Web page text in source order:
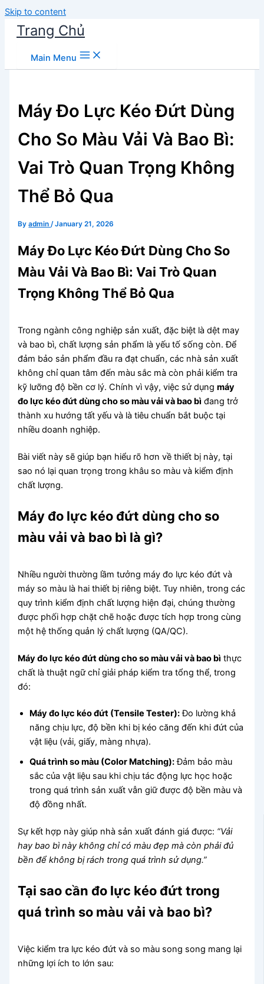
Skip to content
Trang Chủ
Main Menu
Máy Đo Lực Kéo Đứt Dùng
Cho So Màu Vải Và Bao Bì:
Vai Trò Quan Trọng Không
Thể Bỏ Qua
Byadmin/January 21, 2026
Máy Đo Lực Kéo Đứt Dùng Cho So
Màu Vải Và Bao Bì: Vai Trò Quan
Trọng Không Thể Bỏ Qua
Trong ngành công nghiệp sản xuất, đặc biệt là dệt may
và bao bì, chất lượng sản phẩm là yếu tố sống còn. Để
đảm bảo sản phẩm đầu ra đạt chuẩn, các nhà sản xuất
không chỉ quan tâm đến màu sắc mà còn phải kiểm tra
kỹ lưỡng độ bền cơ lý. Chính vì vậy, việc sử dụngmáy
đo lực kéo đứt dùng cho so màu vải và bao bì đang trở
thành xu hướng tất yếu và là tiêu chuẩn bắt buộc tại
nhiều doanh nghiệp.
Bài viết này sẽ giúp bạn hiểu rõ hơn về thiết bị này, tại
sao nó lại quan trọng trong khâu so màu và kiểm định
chất lượng.
Máy đo lực kéo đứt dùng cho so
màu vải và bao bì là gì?
Nhiều người thường lầm tưởng máy đo lực kéo đứt và
máy so màu là hai thiết bị riêng biệt. Tuy nhiên, trong các
quy trình kiểm định chất lượng hiện đại, chúng thường
được phối hợp chặt chẽ hoặc được tích hợp trong cùng
một hệ thống quản lý chất lượng (QA/QC).
Máy đo lực kéo đứt dùng cho so màu vải và bao bì thực
chất là thuật ngữ chỉ giải pháp kiểm tra tổng thể, trong
đó:
Máy đo lực kéo đứt (Tensile Tester):Đo lường khả
năng chịu lực, độ bền khi bị kéo căng đến khi đứt của
vật liệu (vải, giấy, màng nhựa).
Quá trình so màu (Color Matching):Đảm bảo màu
sắc của vật liệu sau khi chịu tác động lực học hoặc
trong quá trình sản xuất vẫn giữ được độ bền màu và
độ đồng nhất.
Sự kết hợp này giúp nhà sản xuất đánh giá được: “Vải
hay bao bì này không chỉ có màu đẹp mà còn phải đủ
bền để không bị rách trong quá trình sử dụng.”
Tại sao cần đo lực kéo đứt trong
quá trình so màu vải và bao bì?
Việc kiểm tra lực kéo đứt và so màu song song mang lại
những lợi ích to lớn sau: